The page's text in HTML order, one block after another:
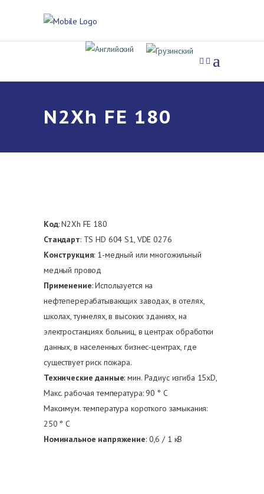
N2Xh FE 180
Код: N2Xh FE 180
Стандарт: TS HD 604 S1, VDE 0276
Конструкция: 1-медный или многожильный
медный провод
Применение: Используется на
нефтеперерабатывающих заводах, в отелях,
школах, туннелях, в высоких зданиях, на
электростанциях больниц, в центрах обработки
данных, в населенных бизнес-центрах, где
существует риск пожара.
Технические данные: мин. Радиус изгиба 15xD,
Макс. рабочая температура: 90 ° C
Максимум. температура короткого замыкания:
250 ° C
Номинальное напряжение: 0,6 / 1 кВ